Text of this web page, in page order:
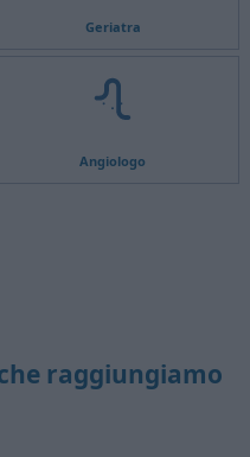
Geriatra
Angiologo
raggiungiamo